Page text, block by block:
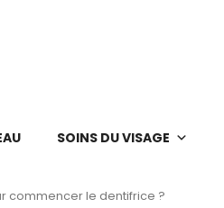
SOINS DU VISAGE
commencer le dentifrice ?